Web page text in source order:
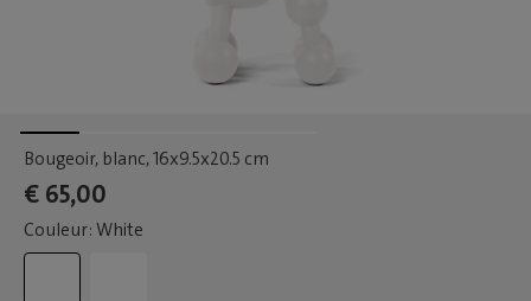
Bougeoir, blanc, 16x9.5x20.5 cm
€ 65,00
Couleur: White